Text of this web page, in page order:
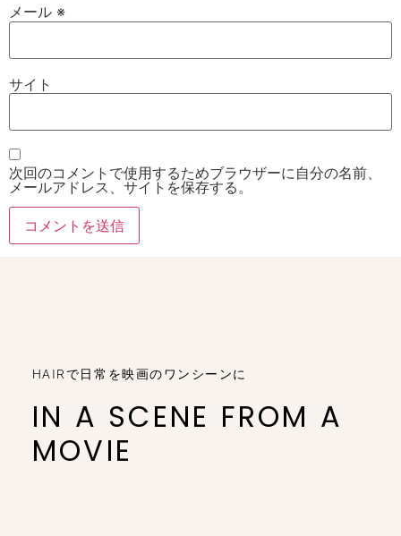
メール ※
サイト
次回のコメントで使用するためブラウザーに自分の名前、
メールアドレス、サイトを保存する。
HAIRで日常を映画のワンシーンに
IN A SCENE FROM A
MOVIE